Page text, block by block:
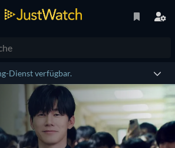
Dienst verfügbar.